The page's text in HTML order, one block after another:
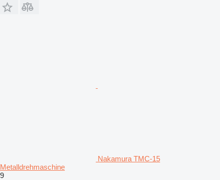
Nakamura TMC-15
Metalldrehmaschine
9